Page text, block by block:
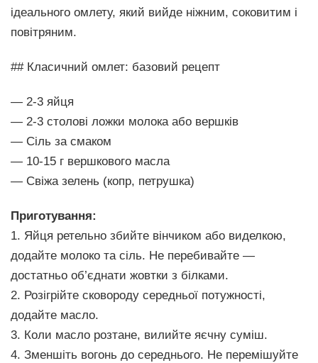
ідеального омлету, який вийде ніжним, соковитим і
повітряним.
## Класичний омлет: базовий рецепт
— 2-3 яйця
— 2-3 столові ложки молока або вершків
— Сіль за смаком
— 10-15 г вершкового масла
— Свіжа зелень (копр, петрушка)
Приготування:
1. Яйця ретельно збийте вінчиком або виделкою,
додайте молоко та сіль. Не перебивайте —
достатньо об’єднати жовтки з білками.
2. Розігрійте сковороду середньої потужності,
додайте масло.
3. Коли масло розтане, вилийте яєчну суміш.
4. Зменшіть вогонь до середнього. Не перемішуйте